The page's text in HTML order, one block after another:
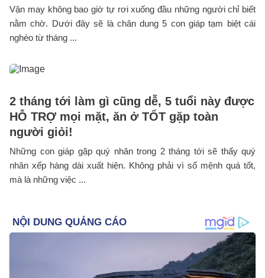
Vận may không bao giờ tự rơi xuống đầu những người chỉ biết
nằm chờ. Dưới đây sẽ là chân dung 5 con giáp tạm biệt cái
nghèo từ tháng ...
2 tháng tới làm gì cũng dễ, 5 tuổi này được
HỖ TRỢ mọi mặt, ăn ở TỐT gặp toàn
người giỏi!
Những con giáp gặp quý nhân trong 2 tháng tới sẽ thấy quý
nhân xếp hàng dài xuất hiện. Không phải vì số mệnh quá tốt,
mà là những việc ...